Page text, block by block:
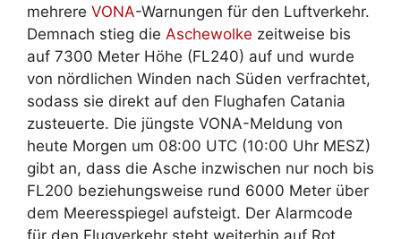
mehrere VONA-Warnungen für den Luftverkehr.
Demnach stieg die Aschewolke zeitweise bis
auf 7300 Meter Höhe (FL240) auf und wurde
von nördlichen Winden nach Süden verfrachtet,
sodass sie direkt auf den Flughafen Catania
zusteuerte. Die jüngste VONA-Meldung von
heute Morgen um 08:00 UTC (10:00 Uhr MESZ)
gibt an, dass die Asche inzwischen nur noch bis
FL200 beziehungsweise rund 6000 Meter über
dem Meeresspiegel aufsteigt. Der Alarmcode